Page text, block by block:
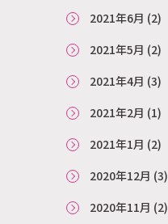
2021年6月 (2)
2021年5月 (2)
2021年4月 (3)
2021年2月 (1)
2021年1月 (2)
2020年12月 (3)
2020年11月 (2)